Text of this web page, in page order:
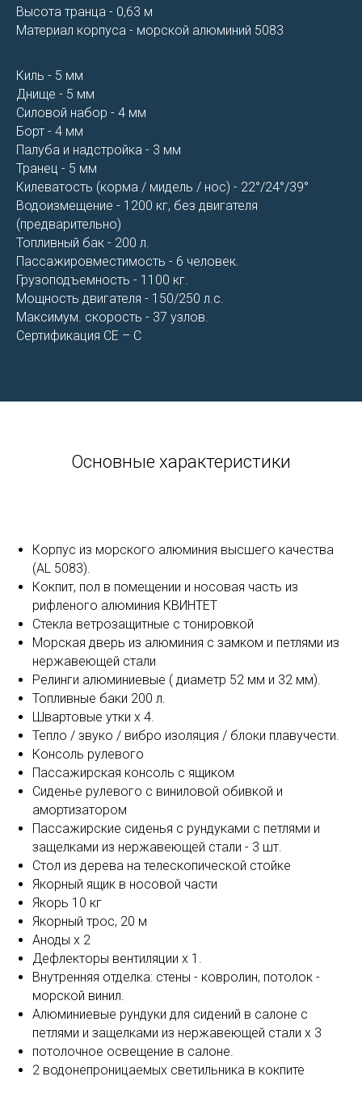
Высота транца - 0,63 м
Материал корпуса - морской алюминий 5083
Киль - 5 мм
Днище - 5 мм
Силовой набор - 4 мм
Борт - 4 мм
Палуба и надстройка - 3 мм
Транец - 5 мм
Килеватость (корма / мидель / нос) - 22°/24°/39°
Водоизмещение - 1200 кг, без двигателя
(предварительно)
Топливный бак - 200 л.
Пассажировместимость - 6 человек.
Грузоподъемность - 1100 кг.
Мощность двигателя - 150/250 л.с.
Максимум. скорость - 37 узлов.
Сертификация CE – C
Основные характеристики
Корпус из морского алюминия высшего качества
(AL 5083).
Кокпит, пол в помещении и носовая часть из
рифленого алюминия КВИНТЕТ
Стекла ветрозащитные с тонировкой
Морская дверь из алюминия с замком и петлями из
нержавеющей стали
Релинги алюминиевые ( диаметр 52 мм и 32 мм).
Топливные баки 200 л.
Швартовые утки x 4.
Тепло / звуко / вибро изоляция / блоки плавучести.
Консоль рулевого
Пассажирская консоль с ящиком
Сиденье рулевого с виниловой обивкой и
амортизатором
Пассажирские сиденья с рундуками с петлями и
защелками из нержавеющей стали - 3 шт.
Стол из дерева на телескопической стойке
Якорный ящик в носовой части
Якорь 10 кг
Якорный трос, 20 м
Аноды x 2
Дефлекторы вентиляции x 1.
Внутренняя отделка: стены - ковролин, потолок -
морской винил.
Алюминиевые рундуки для сидений в салоне с
петлями и защелками из нержавеющей стали x 3
потолочное освещение в салоне.
2 водонепроницаемых светильника в кокпите